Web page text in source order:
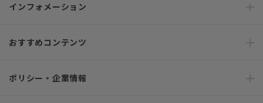
インフォメーション
おすすめコンテンツ
ポリシー・企業情報